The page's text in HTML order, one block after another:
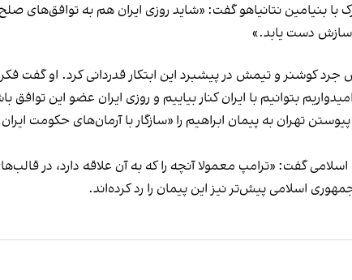
نتانیاهو گفت: «شاید روزی ایران هم به توافق‌های
و سازش دست یابد.»
کوشنر و تیمش در پیشبرد این ابتکار قدردانی کرد. او گفت
بتوانیم با ایران کنار بیاییم و روزی ایران عضو این توافق
تهران به پیمان ابراهیم را «سازگار با آرمان‌های حکومت
اسلامی پیش‌تر نیز این پیمان را رد کرده‌اند.